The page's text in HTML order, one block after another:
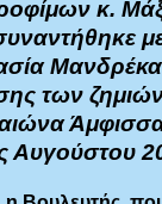
κ.
Μανδρέκα
των
Αυγούστου